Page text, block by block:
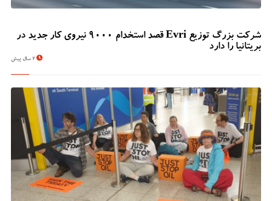
شرکت بزرگ توزیع Evri قصد استخدام ۹۰۰۰ نیروی کار جدید در
بریتانیا را دارد
2 سال پیش